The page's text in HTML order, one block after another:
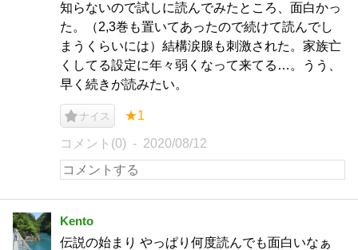
知らないので試しに読んでみたところ、面白かっ
た。（2,3巻も置いてあったので続けて読んでし
まうくらいには）結構涙腺も刺激された。家族亡
くしてる設定に年々弱くなって来てる…。うう、
早く続きが読みたい。
ナイス ★1
コメント(0) 2020/08/12
Kento
伝説の 始まり やっぱり何度読んでも面白いなぁ